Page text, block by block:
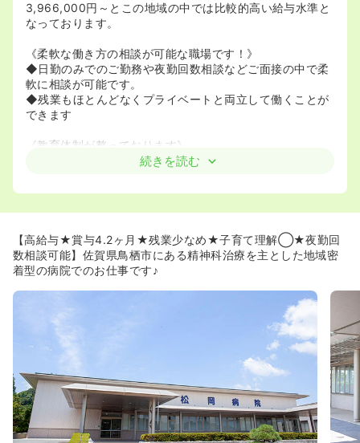
3,966,000円～とこの地域の中では比較的高い給与水準と
なっております。
《柔軟な働き方の相談が可能な職場です！》
◆日勤のみでのご勤務や夜勤回数相談などご面接の中で柔
軟に相談が可能です。
◆残業もほとんどなくプライベートと両立して働くことが
できます
《教育体制が整っております》
◆入職後は担当の方がついて指導をしてくださいますので
にも力を入れています！
◆精神神経科、一般内科に加え、専門外来とし て、認知
症、循環器、糖尿病、リウマチ性疾患、消化器内科（非常
急指定病院として、24時間体制の 診療を行っています。
続きを読む
【高給与★賞与4.2ヶ月★残業少なめ★子育て理解◯★夜勤回
数相談可能】佐賀県鳥栖市にある精神科治療を主とした地域密
着型の病院でのお仕事です♪